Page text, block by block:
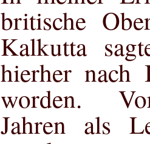
britische
Kalkutta
hierher nach
worden.
Jahren als